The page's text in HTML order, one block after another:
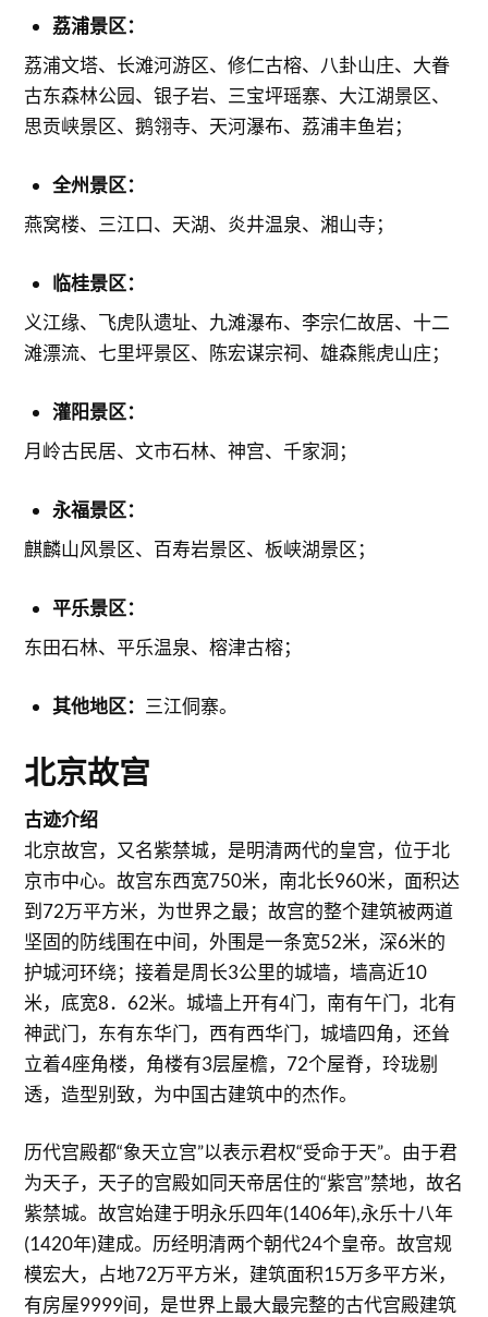
荔浦景区：
荔浦文塔、长滩河游区、修仁古榕、八卦山庄、大眷
古东森林公园、银子岩、三宝坪瑶寨、大江湖景区、
思贡峡景区、鹅翎寺、天河瀑布、荔浦丰鱼岩；
全州景区：
燕窝楼、三江口、天湖、炎井温泉、湘山寺；
临桂景区：
义江缘、飞虎队遗址、九滩瀑布、李宗仁故居、十二
滩漂流、七里坪景区、陈宏谋宗祠、雄森熊虎山庄；
灌阳景区：
月岭古民居、文市石林、神宫、千家洞；
永福景区：
麒麟山风景区、百寿岩景区、板峡湖景区；
平乐景区：
东田石林、平乐温泉、榕津古榕；
其他地区： 三江侗寨。
北京故宫
古迹介绍
北京故宫，又名紫禁城，是明清两代的皇宫，位于北
京市中心。故宫东西宽750米，南北长960米，面积达
到72万平方米，为世界之最；故宫的整个建筑被两道
坚固的防线围在中间，外围是一条宽52米，深6米的
护城河环绕；接着是周长3公里的城墙，墙高近10
米，底宽8．62米。城墙上开有4门，南有午门，北有
神武门，东有东华门，西有西华门，城墙四角，还耸
立着4座角楼，角楼有3层屋檐，72个屋脊，玲珑剔
透，造型别致，为中国古建筑中的杰作。
历代宫殿都“象天立宫”以表示君权“受命于天”。由于君
为天子，天子的宫殿如同天帝居住的“紫宫”禁地，故名
紫禁城。故宫始建于明永乐四年(1406年),永乐十八年
(1420年)建成。历经明清两个朝代24个皇帝。故宫规
模宏大，占地72万平方米，建筑面积15万多平方米，
有房屋9999间，是世界上最大最完整的古代宫殿建筑